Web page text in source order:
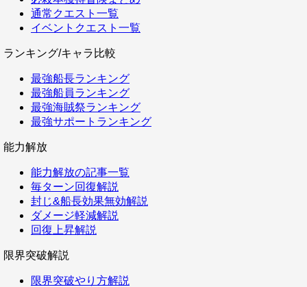
通常クエスト一覧
イベントクエスト一覧
ランキング/キャラ比較
最強船長ランキング
最強船員ランキング
最強海賊祭ランキング
最強サポートランキング
能力解放
能力解放の記事一覧
毎ターン回復解説
封じ&船長効果無効解説
ダメージ軽減解説
回復上昇解説
限界突破解説
限界突破やり方解説